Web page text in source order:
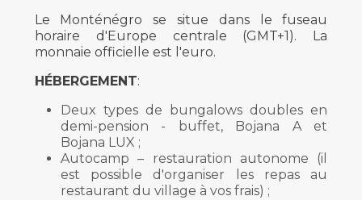
Le Monténégro se situe dans le fuseau
horaire d'Europe centrale (GMT+1). La
monnaie officielle est l'euro.
HÉBERGEMENT:
Deux types de bungalows doubles en
demi-pension - buffet, Bojana A et
Bojana LUX ;
Autocamp – restauration autonome (il
est possible d'organiser les repas au
restaurant du village à vos frais) ;